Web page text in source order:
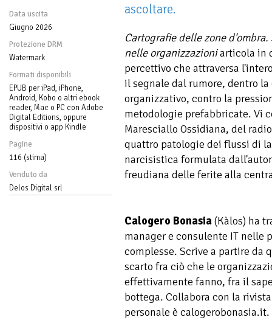
Data uscita
Giugno 2026
Protezione DRM
Watermark
Formati disponibili
EPUB per iPad, iPhone,
Android, Kobo o altri ebook
reader, Mac o PC con Adobe
Digital Editions, oppure
dispositivi o app Kindle
Pagine
116 (stima)
Venduto da
Delos Digital srl
ascoltare.
Cartografie delle zone
nelle organizzazioniarticola in
percettivo che attraversa
il segnale dal rumore, dentro
organizzativo, contro la
metodologie prefabbricate. Vi
Maresciallo Ossidiana, del
quattro patologie dei flussi di
narcisistica formulata
freudiana delle ferite alla
Calogero Bonasia(Kàlos) ha
manager e consulente IT nelle
complesse. Scrive a partire da
scarto fra ciò che le
effettivamente fanno, fra il
bottega. Collabora con la
personale è calogerobonasia.it.